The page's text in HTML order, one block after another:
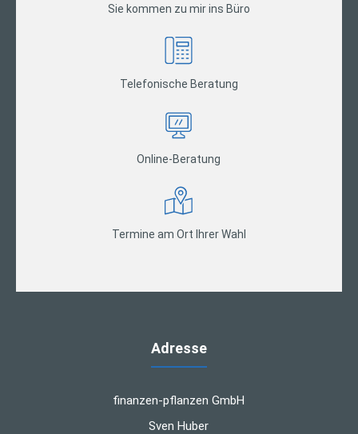
Sie kommen zu mir ins Büro
Telefonische Beratung
Online-Beratung
Termine am Ort Ihrer Wahl
Adresse
finanzen-pflanzen GmbH
Sven Huber